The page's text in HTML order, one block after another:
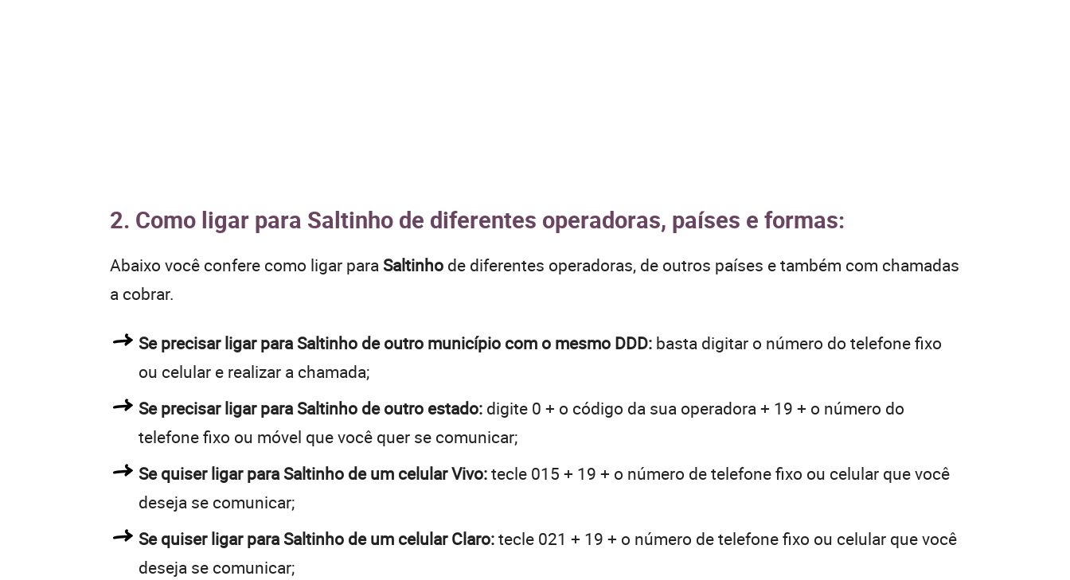
2. Como ligar para Saltinho de diferentes operadoras, países e formas:
Abaixo você confere como ligar para Saltinho de diferentes operadoras, de outros países e também com chamadas
a cobrar.
Se precisar ligar para Saltinho de outro município com o mesmo DDD: basta digitar o número do telefone fixo
ou celular e realizar a chamada;
Se precisar ligar para Saltinho de outro estado: digite 0 + o código da sua operadora + 19 + o número do
telefone fixo ou móvel que você quer se comunicar;
Se quiser ligar para Saltinho de um celular Vivo:tecle 015 + 19 + o número de telefone fixo ou celular que você
deseja se comunicar;
Se quiser ligar para Saltinho de um celular Claro:tecle 021 + 19 + o número de telefone fixo ou celular que você
deseja se comunicar;